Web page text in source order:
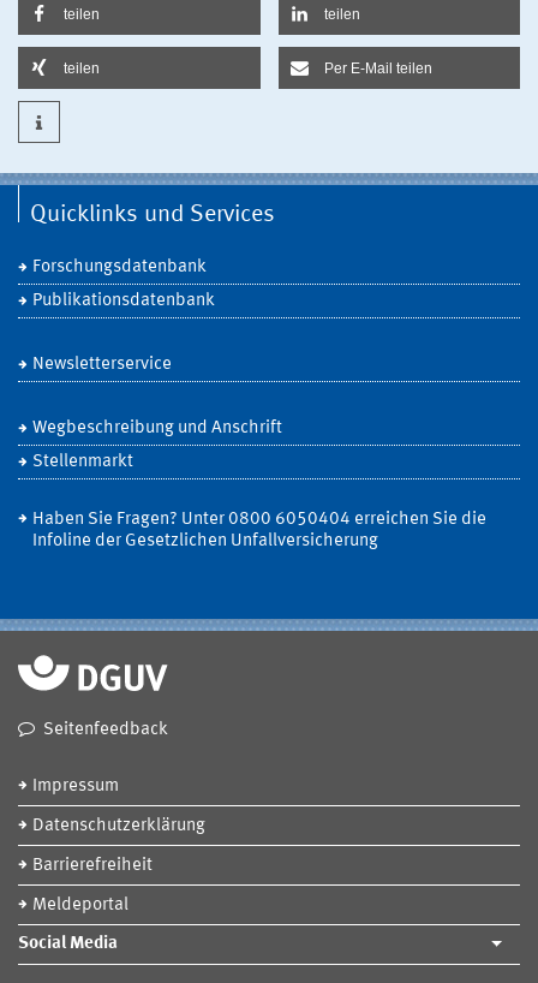
teilen teilen
teilen Per E-Mail teilen
Quicklinks und Services
Forschungsdatenbank
Publikationsdatenbank
Newsletterservice
Wegbeschreibung und Anschrift
Stellenmarkt
Haben Sie Fragen? Unter 0800 6050404 erreichen Sie die
Infoline der Gesetzlichen Unfallversicherung
Seitenfeedback
Impressum
Datenschutzerklärung
Barrierefreiheit
Meldeportal
Social Media